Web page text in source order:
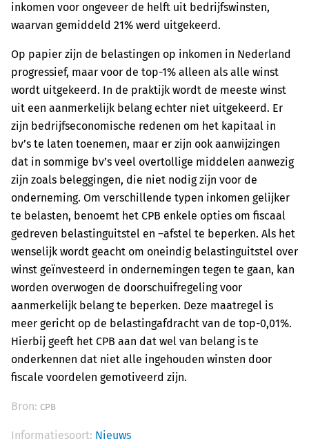
inkomen voor ongeveer de helft uit bedrijfswinsten,
waarvan gemiddeld 21% werd uitgekeerd.
Op papier zijn de belastingen op inkomen in Nederland
progressief, maar voor de top-1% alleen als alle winst
wordt uitgekeerd. In de praktijk wordt de meeste winst
uit een aanmerkelijk belang echter niet uitgekeerd. Er
zijn bedrijfseconomische redenen om het kapitaal in
bv’s te laten toenemen, maar er zijn ook aanwijzingen
dat in sommige bv’s veel overtollige middelen aanwezig
zijn zoals beleggingen, die niet nodig zijn voor de
onderneming. Om verschillende typen inkomen gelijker
te belasten, benoemt het CPB enkele opties om fiscaal
gedreven belastinguitstel en –afstel te beperken. Als het
wenselijk wordt geacht om oneindig belastinguitstel over
winst geïnvesteerd in ondernemingen tegen te gaan, kan
worden overwogen de doorschuifregeling voor
aanmerkelijk belang te beperken. Deze maatregel is
meer gericht op de belastingafdracht van de top-0,01%.
Hierbij geeft het CPB aan dat wel van belang is te
onderkennen dat niet alle ingehouden winsten door
fiscale voordelen gemotiveerd zijn.
Bron: CPB
Informatiesoort: Nieuws